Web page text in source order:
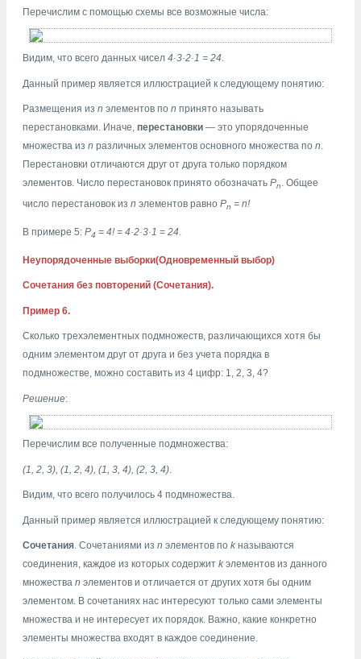
Перечислим с помощью схемы все возможные числа:
Видим, что всего данных чисел 4·3·2·1 = 24.
Данный пример является иллюстрацией к следующему понятию:
Размещения из n элементов по n принято называть
перестановками. Иначе, перестановки — это упорядоченные
множества из n различных элементов основного множества по n.
Перестановки отличаются друг от друга только порядком
элементов. Число перестановок принято обозначать Рn. Общее
число перестановок из n элементов равно Pn = n!
В примере 5: P4 = 4! = 4·2·3·1 = 24.
Неупорядоченные выборки(Одновременный выбор)
Сочетания без повторений (Сочетания).
Пример 6.
Сколько трехэлементных подмножеств, различающихся хотя бы
одним элементом друг от друга и без учета порядка в
подмножестве, можно составить из 4 цифр: 1, 2, 3, 4?
Решение:
Перечислим все полученные подмножества:
(1, 2, 3), (1, 2, 4), (1, 3, 4), (2, 3, 4).
Видим, что всего получилось 4 подмножества.
Данный пример является иллюстрацией к следующему понятию:
Сочетания. Сочетаниями из n элементов по k называются
соединения, каждое из которых содержит k элементов из данного
множества n элементов и отличается от других хотя бы одним
элементом. В сочетаниях нас интересуют только сами элементы
множества и не интересует их порядок. Важно, какие конкретно
элементы множества входят в каждое соединение.